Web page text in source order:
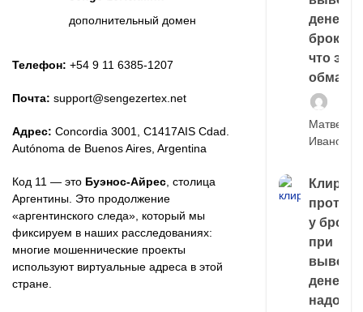
дополнительный домен
Телефон: +54 9 11 6385-1207
Почта: support@sengezertex.net
Адрес: Concordia 3001, C1417AIS Cdad.
Autónoma de Buenos Aires, Argentina
Код 11 — это Буэнос-Айрес, столица
Аргентины. Это продолжение
«аргентинского следа», который мы
фиксируем в наших расследованиях:
многие мошеннические проекты
используют виртуальные адреса в этой
стране.
денег у
что это,
обман?
Матвей
Иванов
Клиринг
у
при
выводе
денег,
надо